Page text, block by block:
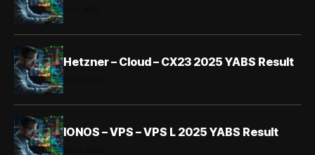
Hetzner – Cloud – CX23 2025 YABS Result
IONOS – VPS – VPS L 2025 YABS Result